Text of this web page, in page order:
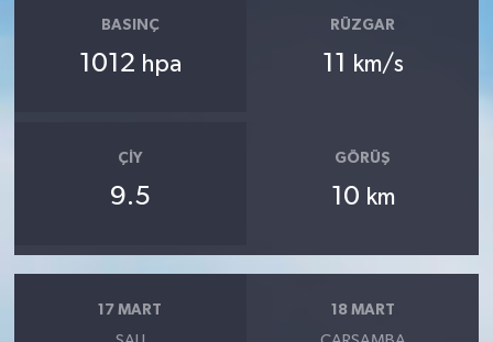
BASINÇ
1012 hpa
RÜZGAR
11 km/s
ÇIY
9.5
GÖRÜŞ
10 km
17 MART 18 MART